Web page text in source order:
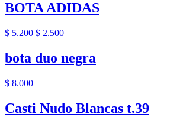
BOTA ADIDAS
$ 5.200 $ 2.500
bota duo negra
$ 8.000
Casti Nudo Blancas t.39